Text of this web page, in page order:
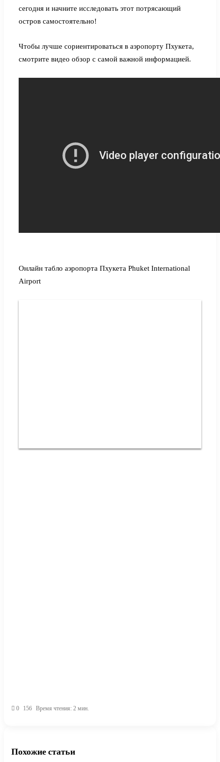
сегодня и начните исследовать этот потрясающий
остров самостоятельно!
Чтобы лучше сориентироваться в аэропорту Пхукета,
смотрите видео обзор с самой важной информацией.
Онлайн табло аэропорта Пхукета Phuket International
Airport
0 156 Время чтения: 2 мин.
Похожие статьи